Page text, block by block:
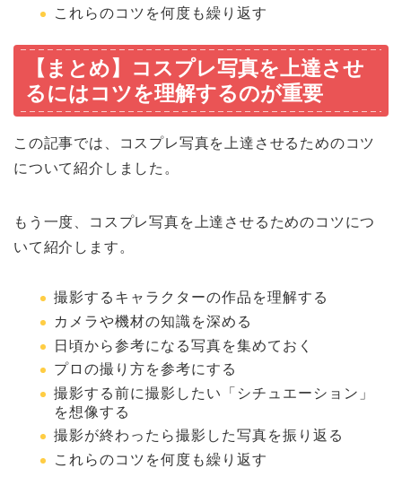
これらのコツを何度も繰り返す
【まとめ】コスプレ写真を上達させ
るにはコツを理解するのが重要
この記事では、コスプレ写真を上達させるためのコツ
について紹介しました。
もう一度、コスプレ写真を上達させるためのコツにつ
いて紹介します。
撮影するキャラクターの作品を理解する
カメラや機材の知識を深める
日頃から参考になる写真を集めておく
プロの撮り方を参考にする
撮影する前に撮影したい「シチュエーション」
を想像する
撮影が終わったら撮影した写真を振り返る
これらのコツを何度も繰り返す